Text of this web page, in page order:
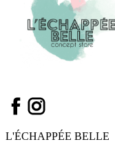
L'ÉCHAPPÉE BELLE